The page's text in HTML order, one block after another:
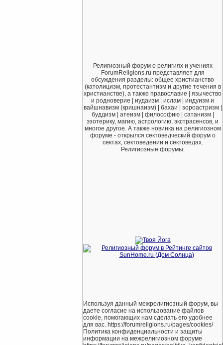
Религиозный форум о религиях и учениях
ForumReligions.ru представляет для
обсуждения разделы: общее христианство
(католицизм, протестантизм и другие течения в
христианстве), а также православие | язычество
и родноверие | иудаизм | ислам | индуизм и
вайшнавизм (кришнаизм) | бахаи | зороастризм |
буддизм | атеизм | философию | сатанизм |
эзотерику, магию, астрологию, экстрасенсов, и
многое другое. А также новинка на религиозном
форуме - открылся сектоведческий форум о
сектах, сектоведении и сектоведах.
Религиозные форумы.
Используя данный межрелигиозный форум, вы
даете согласие на использование файлов
cookie, помогающих нам сделать его удобнее
для вас. https://forumreligions.ru/pages/cookies/
Политика конфиденциальности и защиты
информации на межрелигиозном форуме